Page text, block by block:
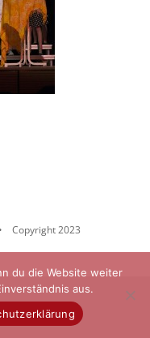
Copyright 2023
du die Website weiter
aus.